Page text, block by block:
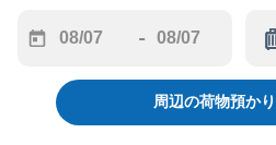
forward
interact
-
backward
to
interact
周辺の荷物預か